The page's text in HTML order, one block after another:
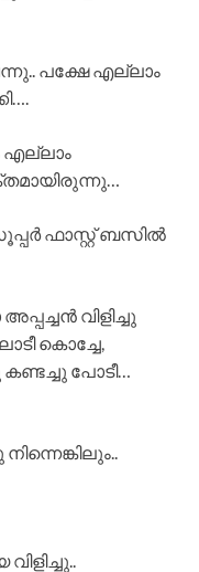
പക്ഷേ എല്ലാം
എല്ലാം
ഫാസ്റ്റ് ബസിൽ
വിളിച്ചു
കൊച്ചേ,
കണ്ടച്ചു പോടീ…